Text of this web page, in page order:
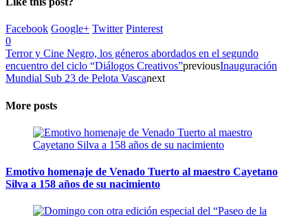
Facebook Google+ Twitter Pinterest
0
Terror y Cine Negro, los géneros abordados en el segundo
encuentro del ciclo “Diálogos Creativos”previousInauguración
Mundial Sub 23 de Pelota Vascanext
More posts
Emotivo homenaje de Venado Tuerto al maestro Cayetano
Silva a 158 años de su nacimiento